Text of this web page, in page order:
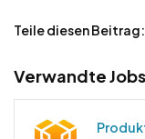
Teile diesen Beitrag:
Verwandte Jobs